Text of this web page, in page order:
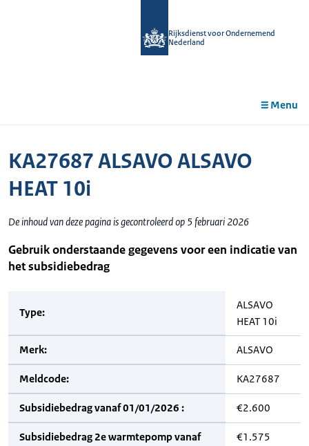
Rijksdienst voor Ondernemend
Nederland
Menu
KA27687 ALSAVO ALSAVO
HEAT 10i
De inhoud van deze pagina is gecontroleerd op 5 februari 2026
Gebruik onderstaande gegevens voor een indicatie van
het subsidiebedrag
Type:
ALSAVO
HEAT 10i
Merk: ALSAVO
Meldcode: KA27687
Subsidiebedrag vanaf 01/01/2026 : €2.600
Subsidiebedrag 2e warmtepomp vanaf
€1.575